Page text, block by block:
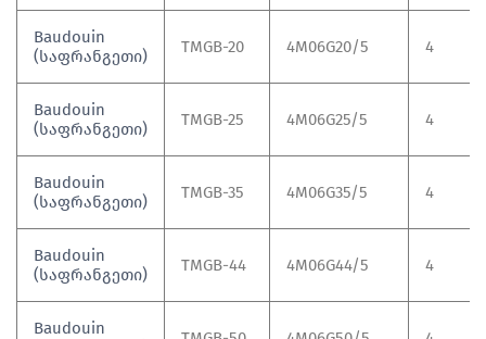
Baudouin
(საფრანგეთი)
TMGB-20 4M06G20/5 4
Baudouin
(საფრანგეთი)
TMGB-25 4M06G25/5 4
Baudouin
(საფრანგეთი)
TMGB-35 4M06G35/5 4
Baudouin
(საფრანგეთი)
TMGB-44 4M06G44/5 4
Baudouin